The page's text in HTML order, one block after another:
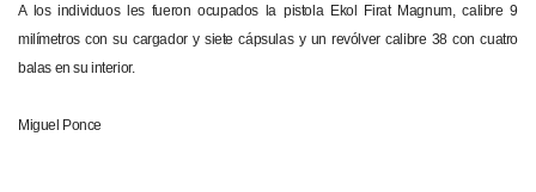
A los individuos les fueron ocupados la pistola Ekol Firat Magnum, calibre 9
milímetros con su cargador y siete cápsulas y un revólver calibre 38 con cuatro
balas en su interior.
Miguel Ponce